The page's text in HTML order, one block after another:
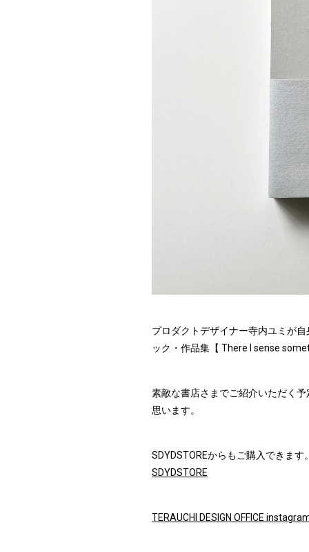
プロダクトデザイナー寺内ユミが
ック・作品集【 There I sense
素敵な書店さまでご紹介いただく
思います。
SDYDSTOREからもご購入できます
SDYDSTORE
TERAUCHI DESIGN OFFICE